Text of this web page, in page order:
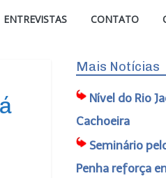
ENTREVISTAS CONTATO
Mais Notícias
Nível do Rio
Cachoeira
Seminário
Penha reforça